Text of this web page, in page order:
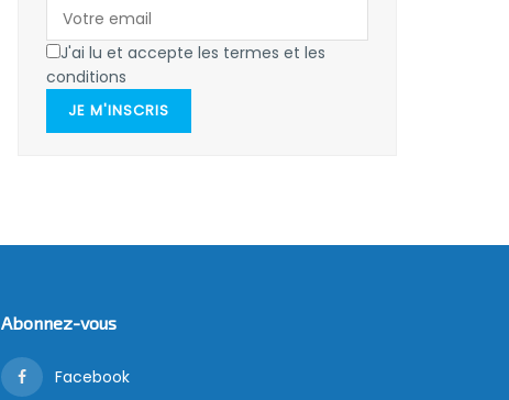
J'ai lu et accepte les termes et les
conditions
JE M'INSCRIS
Abonnez-vous
Facebook